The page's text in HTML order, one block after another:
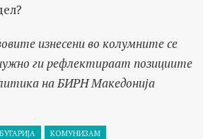
изнесени во колумните се
ги рефлектираат позициите
на БИРН Македонија
БУГАРИЈА КОМУНИЗАМ